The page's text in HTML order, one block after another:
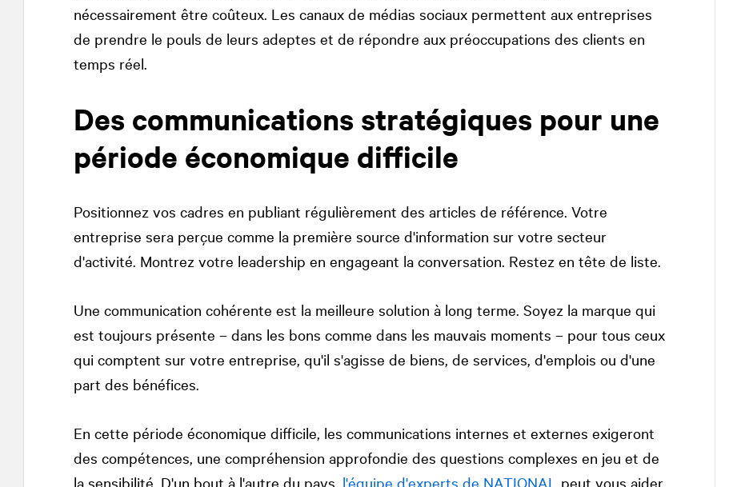
nécessairement être coûteux. Les canaux de médias sociaux permettent aux entreprises
de prendre le pouls de leurs adeptes et de répondre aux préoccupations des clients en
temps réel.
Des communications stratégiques pour une
période économique difficile
Positionnez vos cadres en publiant régulièrement des articles de référence. Votre
entreprise sera perçue comme la première source d'information sur votre secteur
d'activité. Montrez votre leadership en engageant la conversation. Restez en tête de liste.
Une communication cohérente est la meilleure solution à long terme. Soyez la marque qui
est toujours présente – dans les bons comme dans les mauvais moments – pour tous ceux
qui comptent sur votre entreprise, qu'il s'agisse de biens, de services, d'emplois ou d'une
part des bénéfices.
En cette période économique difficile, les communications internes et externes exigeront
des compétences, une compréhension approfondie des questions complexes en jeu et de
la sensibilité. D'un bout à l'autre du pays, l'équipe d'experts de NATIONAL peut vous aider